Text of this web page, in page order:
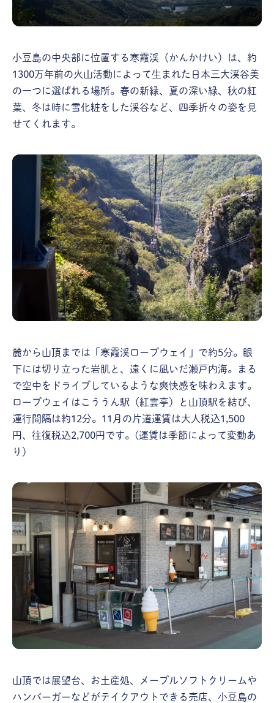
小豆島の中央部に位置する寒霞渓（かんかけい）は、約
1300万年前の火山活動によって生まれた日本三大渓谷美
の一つに選ばれる場所。春の新緑、夏の深い緑、秋の紅
葉、冬は時に雪化粧をした渓谷など、四季折々の姿を見
せてくれます。
麓から山頂までは「寒霞渓ロープウェイ」で約5分。眼
下には切り立った岩肌と、遠くに凪いだ瀬戸内海。まる
で空中をドライブしているような爽快感を味わえます。
ロープウェイはこううん駅（紅雲亭）と山頂駅を結び、
運行間隔は約12分。11月の片道運賃は大人税込1,500
円、往復税込2,700円です。(運賃は季節によって変動あ
り）
山頂では展望台、お土産処、メープルソフトクリームや
ハンバーガーなどがテイクアウトできる売店、小豆島の